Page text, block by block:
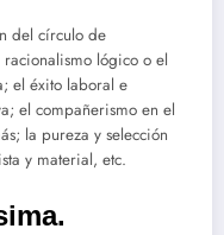
del círculo de
lógico o el
el éxito laboral e
el compañerismo en el
la pureza y selección
y material, etc.